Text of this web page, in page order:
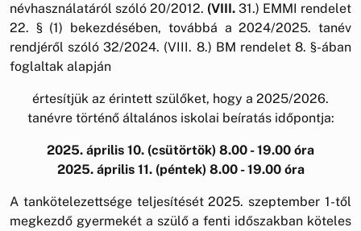
névhasználatáról szóló 20/2012. (VIII. 31.) EMMI rendelet
22. § (1) bekezdésében, továbbá a 2024/2025. tanév
rendjéről szóló 32/2024. (VIII. 8.) BM rendelet 8. §-ában
foglaltak alapján
értesítjük az érintett szülőket, hogy a 2025/2026.
tanévre történő általános iskolai beíratás időpontja:
2025. április 10. (csütörtök) 8.00 - 19.00 óra
2025. április 11. (péntek) 8.00 - 19.00 óra
A tankötelezettsége teljesítését 2025. szeptember 1-től
megkezdő gyermekét a szülő a fenti időszakban köteles